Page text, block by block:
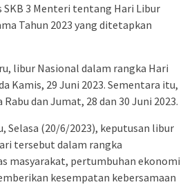
SKB 3 Menteri tentang Hari Libur
Tahun 2023 yang ditetapkan
libur Nasional dalam rangka Hari
Kamis, 29 Juni 2023. Sementara itu,
dan Jumat, 28 dan 30 Juni 2023.
Selasa (20/6/2023), keputusan libur
tersebut dalam rangka
masyarakat, pertumbuhan ekonomi
kesempatan kebersamaan